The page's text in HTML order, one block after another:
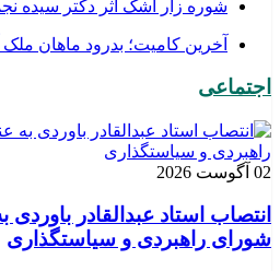
شوره زار اشک اثر دکتر سیده
​آخرین کامیت؛ بدرود ماهان ملک
اجتماعی
02 آگوست 2026
انتصاب استاد عبدالقادر
شورای راهبردی و سیاستگذاری